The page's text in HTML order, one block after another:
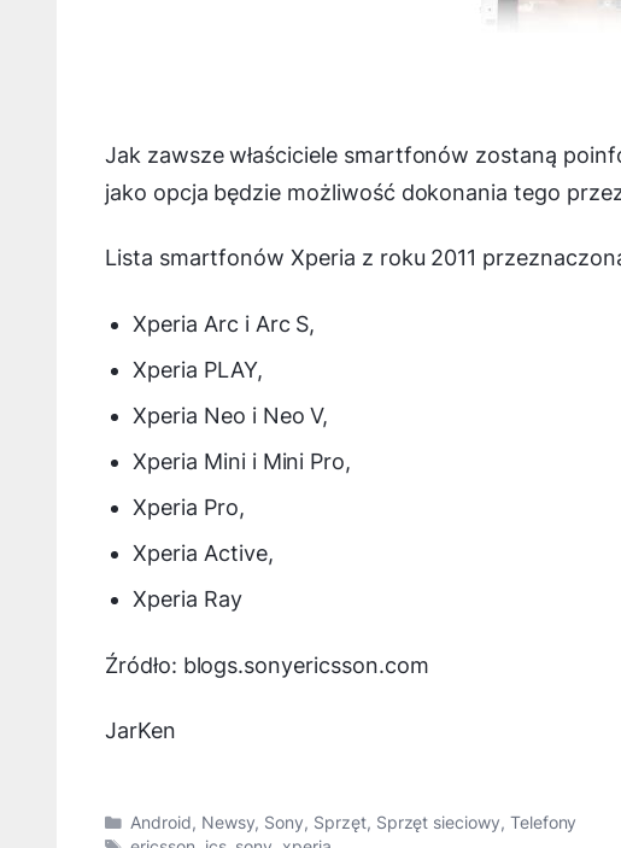
Jak zawsze właściciele smartfonów zostaną
jako opcja będzie możliwość dokonania tego
Lista smartfonów Xperia z roku 2011
Xperia Arc i Arc S,
Xperia PLAY,
Xperia Neo i Neo V,
Xperia Mini i Mini Pro,
Xperia Pro,
Xperia Active,
Xperia Ray
Źródło: blogs.sonyericsson.com
JarKen
Kategorie
Android, Newsy, Sony, Sprzęt, Sprzęt sieciowy, Telefony